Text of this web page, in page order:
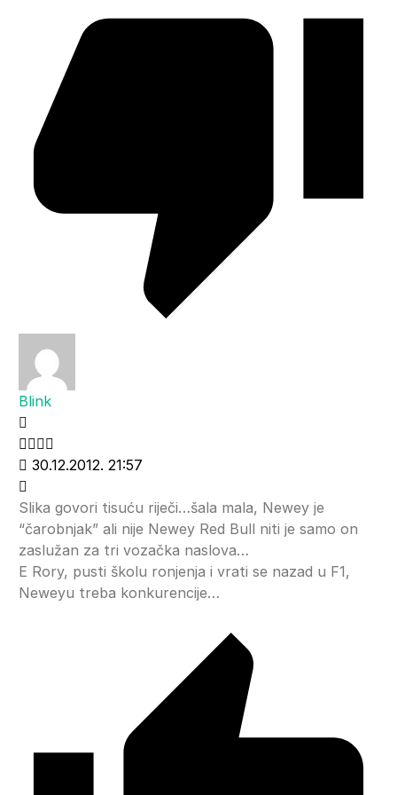
Blink
30.12.2012. 21:57
Slika govori tisuću riječi…šala mala, Newey je
“čarobnjak” ali nije Newey Red Bull niti je samo on
zaslužan za tri vozačka naslova…
E Rory, pusti školu ronjenja i vrati se nazad u F1,
Neweyu treba konkurencije…